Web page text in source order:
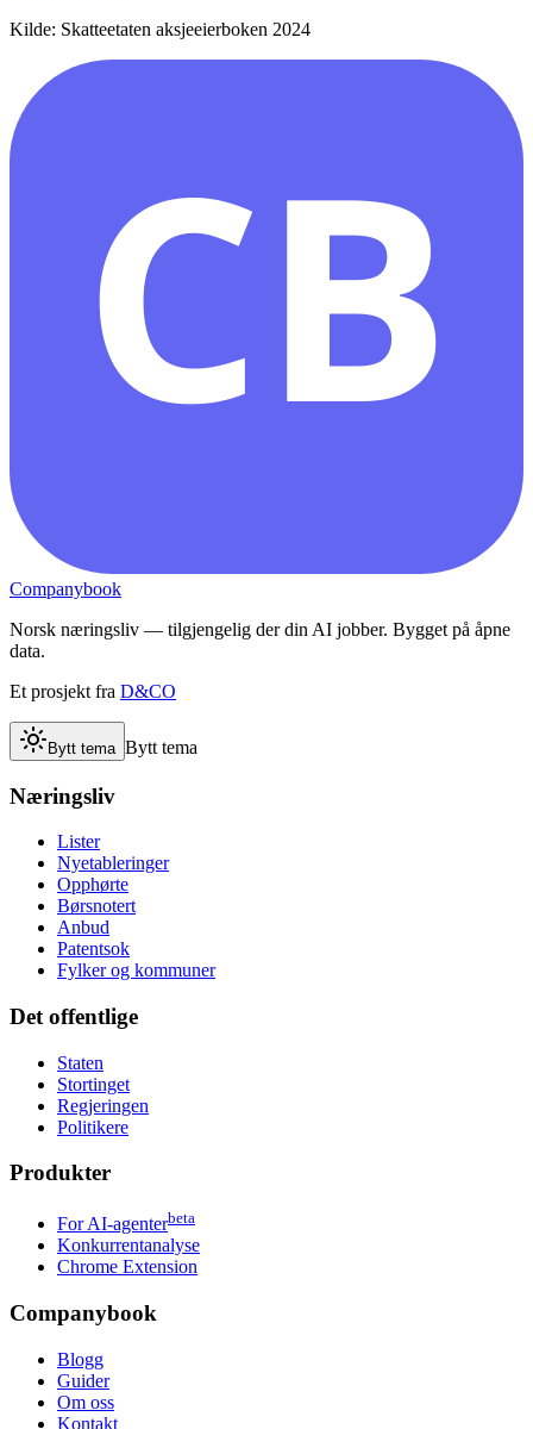
Kilde: Skatteetaten aksjeeierboken 2024
CB
Companybook
Norsk næringsliv — tilgjengelig der din AI jobber. Bygget på åpne
data.
Et prosjekt fra D&CO
Bytt tema Bytt tema
Næringsliv
Lister
Nyetableringer
Opphørte
Børsnotert
Anbud
Patentsok
Fylker og kommuner
Det offentlige
Staten
Stortinget
Regjeringen
Politikere
Produkter
For AI-agenterbeta
Konkurrentanalyse
Chrome Extension
Companybook
Blogg
Guider
Om oss
Kontakt